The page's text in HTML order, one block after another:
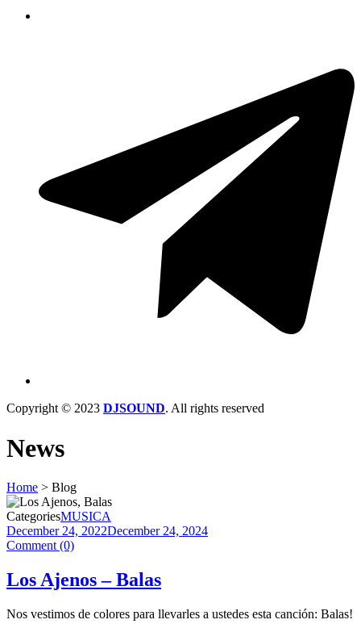
Copyright © 2023 DJSOUND. All rights reserved
News
Home > Blog
CategoriesMUSICA
December 24, 2022December 24, 2024
Comment (0)
Los Ajenos – Balas
Nos vestimos de colores para llevarles a ustedes esta canción: Balas!